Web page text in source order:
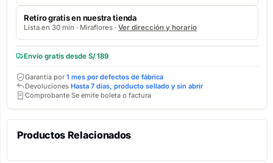
Retíro gratis en nuestra tienda
Lista en 30 min · Miraflores · Ver dirección y horario
Envío gratis desde S/ 189
Garantía por 1 mes por defectos de fábrica
Devoluciones Hasta 7 días, producto sellado y sin abrir
Comprobante Se emite boleta o factura
Productos Relacionados